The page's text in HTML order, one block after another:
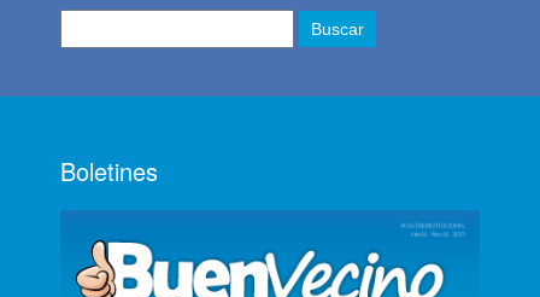
Boletines